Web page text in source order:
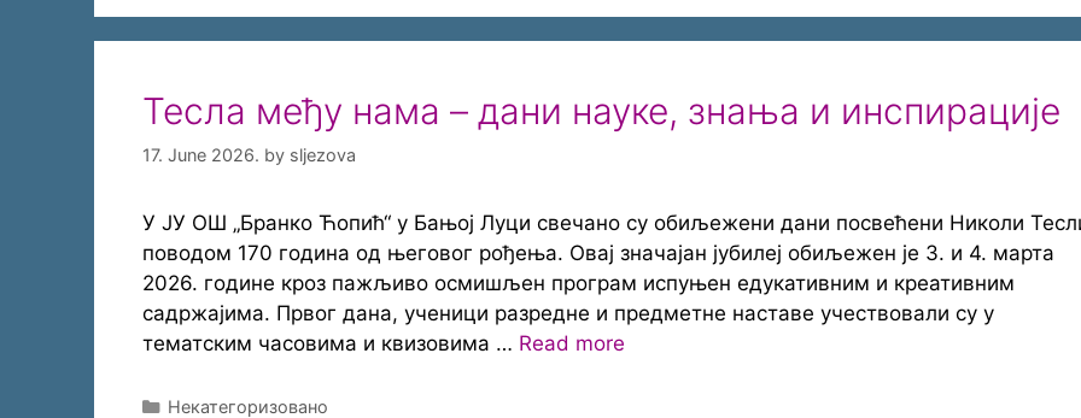
Тесла међу нама – дани науке, знања и инспирације
17. June 2026. by sljezova
У ЈУ ОШ „Бранко Ћопић“ у Бањој Луци свечано су обиљежени дани посвећени Николи
поводом 170 година од његовог рођења. Овај значајан јубилеј обиљежен је 3. и 4. марта
2026. године кроз пажљиво осмишљен програм испуњен едукативним и креативним
садржајима. Првог дана, ученици разредне и предметне наставе учествовали су у
тематским часовима и квизовима … Read more
Categories
Некатегоризовано